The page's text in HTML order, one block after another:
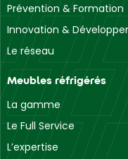
Prévention & Formation
Innovation &
Le réseau
Meubles réfrigérés
La gamme
Le Full Service
L’expertise